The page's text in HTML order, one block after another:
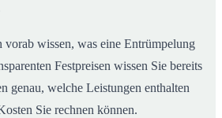
wissen, was eine Entrümpelung
Festpreisen wissen Sie bereits
genau, welche Leistungen enthalten
Sie rechnen können.